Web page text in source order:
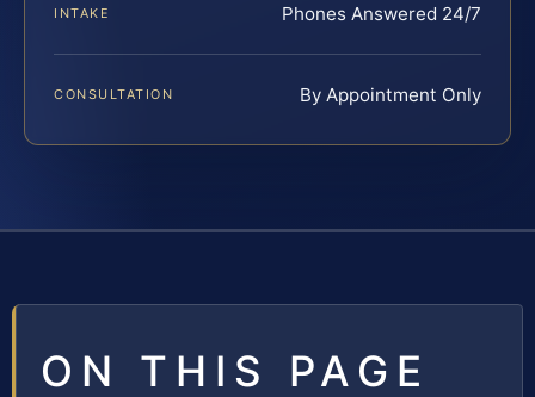
INTAKE Phones Answered 24/7
CONSULTATION By Appointment Only
ON THIS PAGE